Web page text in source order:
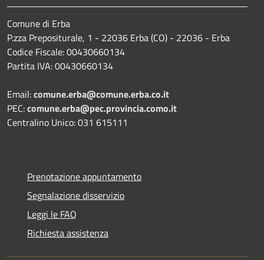
Comune di Erba
P.zza Prepositurale, 1 - 22036 Erba (CO) - 22036 - Erba
Codice Fiscale: 00430660134
Partita IVA: 00430660134
Email:comune.erba@comune.erba.co.it
PEC:comune.erba@pec.provincia.como.it
Centralino Unico: 031 615111
Prenotazione appuntamento
Segnalazione disservizio
Leggi le FAQ
Richiesta assistenza